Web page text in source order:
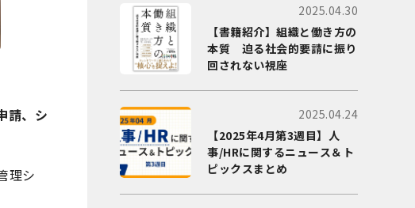
請、シ
理シ
2025.04.30
【書籍紹介】組織と働き方の
本質 迫る社会的要請に振り
回されない視座
2025.04.24
【2025年4月第3週目】人
事/HRに関するニュース＆ト
ピックスまとめ